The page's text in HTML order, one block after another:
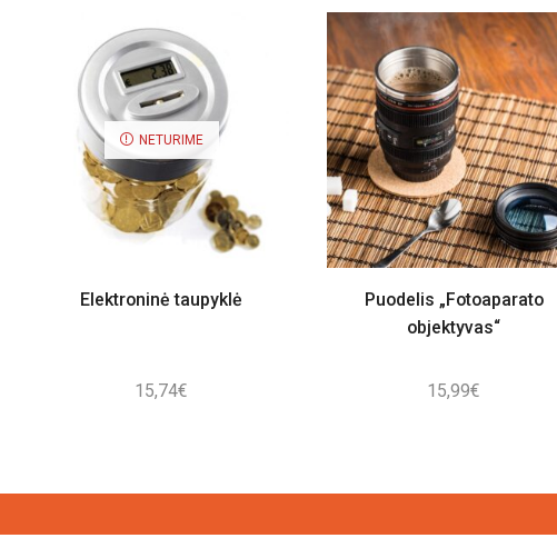
NETURIME
Elektroninė taupyklė
15,74€
Puodelis „Fotoaparato
objektyvas“
15,99€